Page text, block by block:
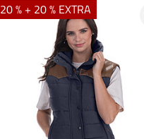
20 % + 20 % EXTRA